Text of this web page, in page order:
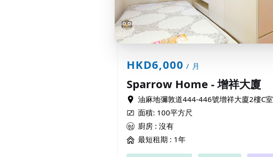
HKD6,000 / 月
Sparrow Home - 增祥大廈
油麻地彌敦道444-446號增祥大廈2樓C室
面積: 100平方尺
廚房 : 沒有
最短租期 : 1年